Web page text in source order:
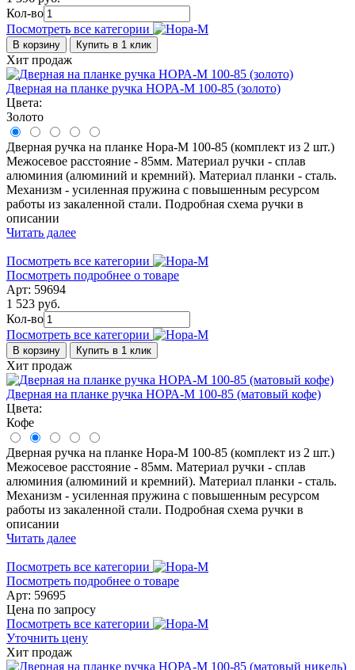
Кол-во
Посмотреть все категории
В корзину Купить в 1 клик
Хит продаж
Дверная на планке ручка НОРА-М 100-85 (золото)
Цвета:
Золото
Дверная ручка на планке Нора-М 100-85 (комплект из 2 шт.)
Межосевое расстояние - 85мм. Материал ручки - сплав
алюминия (алюминий и кремний). Материал планки - сталь.
Механизм - усиленная пружина с повышенным ресурсом
работы из закаленной стали. Подробная схема ручки в
описании
Читать далее
Посмотреть все категории
Посмотреть подробнее о товаре
Арт: 59694
1 523 руб.
Кол-во
Посмотреть все категории
В корзину Купить в 1 клик
Хит продаж
Дверная на планке ручка НОРА-М 100-85 (матовый кофе)
Цвета:
Кофе
Дверная ручка на планке Нора-М 100-85 (комплект из 2 шт.)
Межосевое расстояние - 85мм. Материал ручки - сплав
алюминия (алюминий и кремний). Материал планки - сталь.
Механизм - усиленная пружина с повышенным ресурсом
работы из закаленной стали. Подробная схема ручки в
описании
Читать далее
Посмотреть все категории
Посмотреть подробнее о товаре
Арт: 59695
Цена по запросу
Посмотреть все категории
Уточнить цену
Хит продаж